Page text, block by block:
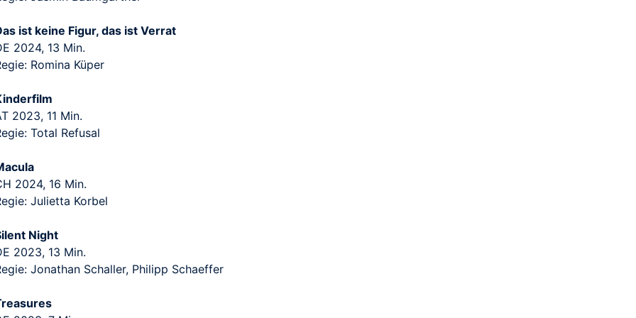
ist keine Figur, das ist Verrat
2024, 13 Min.
Romina Küper
2023, 11 Min.
Total Refusal
2024, 16 Min.
Julietta Korbel
Night
2023, 13 Min.
Jonathan Schaller, Philipp Schaeffer